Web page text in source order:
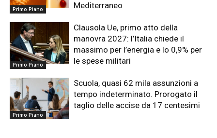
Primo Piano
Mediterraneo
Primo Piano
Clausola Ue, primo atto della
manovra 2027: l’Italia chiede il
massimo per l’energia e lo 0,9% per
le spese militari
Primo Piano
Scuola, quasi 62 mila assunzioni a
tempo indeterminato. Prorogato il
taglio delle accise da 17 centesimi